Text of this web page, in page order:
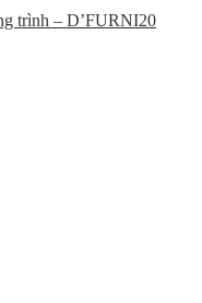
trình – D’FURNI20